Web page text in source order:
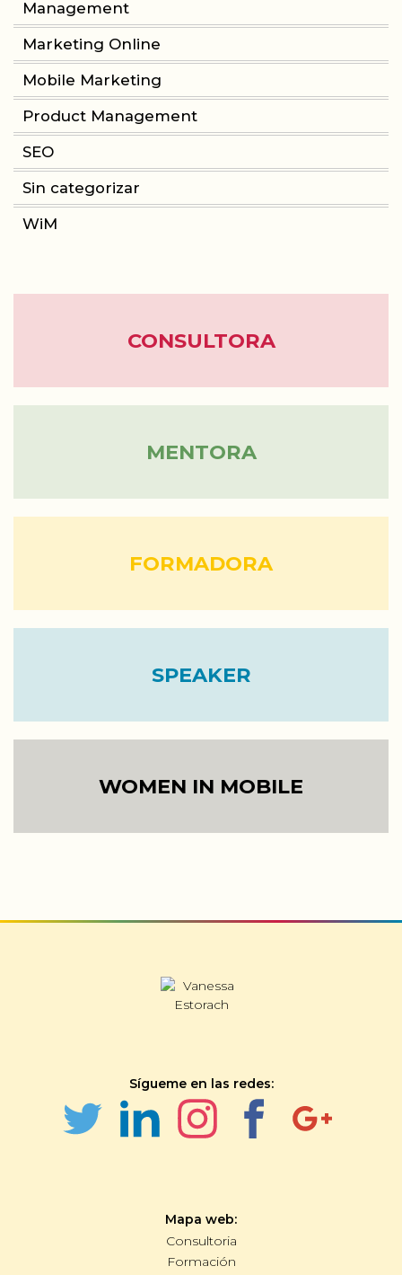
Management
Marketing Online
Mobile Marketing
Product Management
SEO
Sin categorizar
WiM
CONSULTORA
MENTORA
FORMADORA
SPEAKER
WOMEN IN MOBILE
Sígueme en las redes:
Mapa web:
Consultoria
Formación